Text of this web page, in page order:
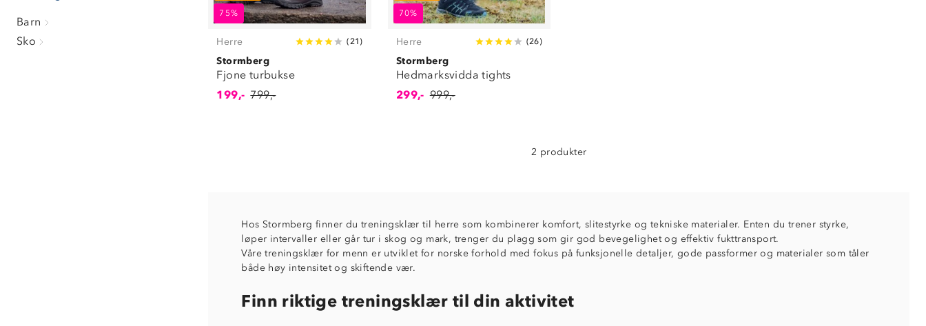
Barn
Sko
75%
Herre ( 21 )
Stormberg
Fjone turbukse
199,- 799,-
70%
Herre (26)
Stormberg
Hedmarksvidda tights
299,- 999,-
2 produkter
Hos Stormberg finner du treningsklær til herre som kombinerer komfort, slitestyrke og tekniske materialer. Enten du trener styrke,
løper intervaller eller går tur i skog og mark, trenger du plagg som gir god bevegelighet og effektiv fukttransport.
Våre treningsklær for menn er utviklet for norske forhold med fokus på funksjonelle detaljer, gode passformer og materialer som tåler
både høy intensitet og skiftende vær.
Finn riktige treningsklær til din aktivitet